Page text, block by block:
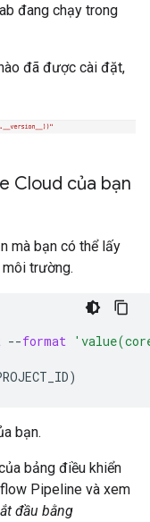
đang chạy trong
đã được cài đặt,
Cloud của bạn
mà bạn có thể lấy
trường.
--format
)
bạn.
bảng điều khiển
Pipeline và xem
đầu bằng